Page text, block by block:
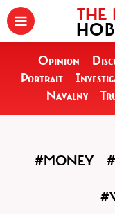
THE
Opinion
Portrait
Navalny
#MONEY